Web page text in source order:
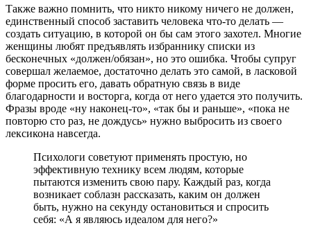
Также важно помнить, что никто никому ничего не должен,
единственный способ заставить человека что-то делать —
создать ситуацию, в которой он бы сам этого захотел. Многие
женщины любят предъявлять избраннику списки из
бесконечных «должен/обязан», но это ошибка. Чтобы супруг
совершал желаемое, достаточно делать это самой, в ласковой
форме просить его, давать обратную связь в виде
благодарности и восторга, когда от него удается это получить.
Фразы вроде «ну наконец-то», «так бы и раньше», «пока не
повторю сто раз, не дождусь» нужно выбросить из своего
лексикона навсегда.
Психологи советуют применять простую, но
эффективную технику всем людям, которые
пытаются изменить свою пару. Каждый раз, когда
возникает соблазн рассказать, каким он должен
быть, нужно на секунду остановиться и спросить
себя: «А я являюсь идеалом для него?»